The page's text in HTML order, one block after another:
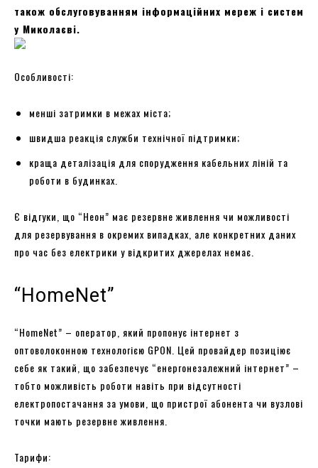
також обслуговуванням інформаційних мереж і систем
у Миколаєві.
Особливості:
менші затримки в межах міста;
швидша реакція служби технічної підтримки;
краща деталізація для спорудження кабельних ліній та
роботи в будинках.
Є відгуки, що “Неон” має резервне живлення чи можливості
для резервування в окремих випадках, але конкретних даних
про час без електрики у відкритих джерелах немає.
“HomeNet”
“HomeNet” – оператор, який пропонує інтернет з
оптоволоконною технологією GPON. Цей провайдер позиціює
себе як такий, що забезпечує “енергонезалежний інтернет” –
тобто можливість роботи навіть при відсутності
електропостачання за умови, що пристрої абонента чи вузлові
точки мають резервне живлення.
Тарифи: